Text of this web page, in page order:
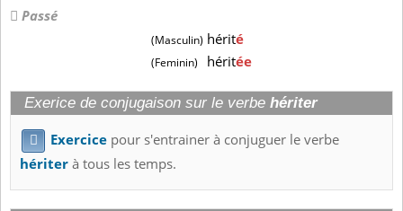
Passé
(Masculin) hérité
(Feminin) héritée
Exerice de conjugaison sur le verbe hériter
 Exercice pour s'entrainer à conjuguer le verbe
hériterà tous les temps.